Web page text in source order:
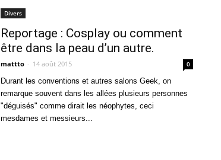
Divers
Reportage : Cosplay ou comment
être dans la peau d’un autre.
mattto - 14 août 2015 0
Durant les conventions et autres salons Geek, on
remarque souvent dans les allées plusieurs personnes
"déguisés" comme dirait les néophytes, ceci
mesdames et messieurs...